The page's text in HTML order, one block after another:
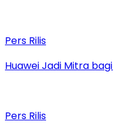
Pers Rilis
Huawei Jadi Mitra
Pers Rilis